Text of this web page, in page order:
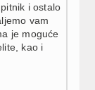
i ostalo
vam
je moguće
kao i